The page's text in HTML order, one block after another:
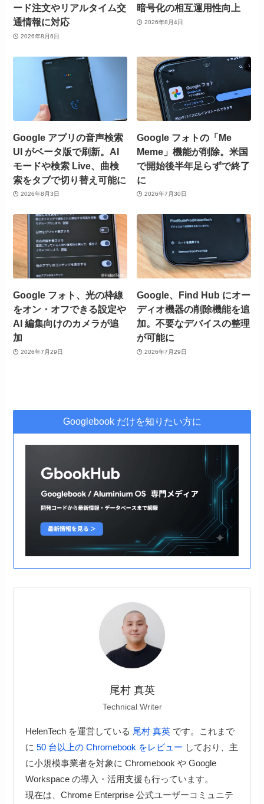
ード注文やリアルタイム交
通情報に対応
2026年8月6日
暗号化の相互運用性向上
2026年8月4日
Google アプリの音声検索
UI がベータ版で刷新。AI
モードや検索 Live、曲検
索をタブで切り替え可能に
2026年8月3日
Google フォトの「Me
Meme」機能が削除。米国
で開始後半年足らずで終了
に
2026年7月30日
Google フォト、光の枠線
をオン・オフできる設定や
AI 編集向けのカメラが追
加
2026年7月29日
Google、Find Hub にオー
ディオ機器の削除機能を追
加。不要なデバイスの整理
が可能に
2026年7月29日
Googlebook だけを知りたい方に
尾村 真英
Technical Writer
HelenTech を運営している 尾村 真英です。これまで
に 50 台以上の Chromebook をレビュー しており、主
に小規模事業者を対象に Chromebook や Google
Workspace の導入・活用支援も行っています。
現在は、Chrome Enterprise 公式ユーザーコミュニテ